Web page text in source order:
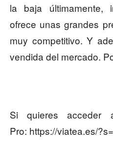
la baja últimamente,
ofrece unas grandes
muy competitivo. Y
vendida del mercado.
Si quieres acceder
Pro: https://viatea.es/